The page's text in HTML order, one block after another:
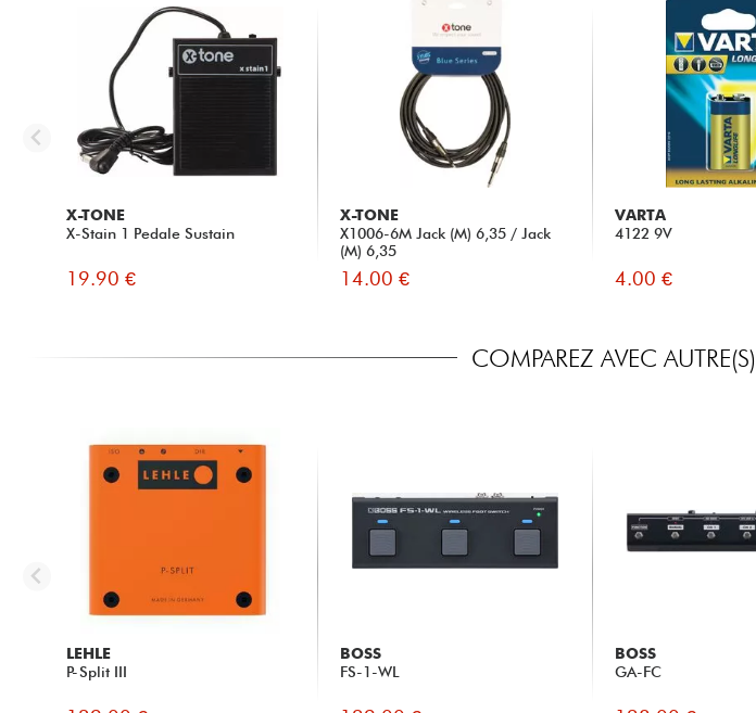
X-TONE
X-Stain 1 Pedale Sustain
19.90 €
X-TONE
X1006-6M Jack (M) 6,35 / Jack
(M) 6,35
14.00 €
VARTA
4122 9V
4.00 €
COMPAREZ AVEC
LEHLE
P-Split III
BOSS
FS-1-WL
BOSS
GA-FC